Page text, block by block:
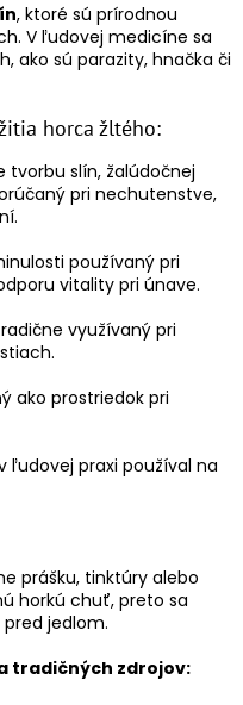
, ktoré sú prírodnou
V ľudovej medicíne sa
ako sú parazity, hnačka či
horca žltého:
tvorbu slín, žalúdočnej
pri nechutenstve,
používaný pri
vitality pri únave.
využívaný pri
ako prostriedok pri
ľudovej praxi používal na
prášku, tinktúry alebo
horkú chuť, preto sa
jedlom.
tradičných zdrojov: